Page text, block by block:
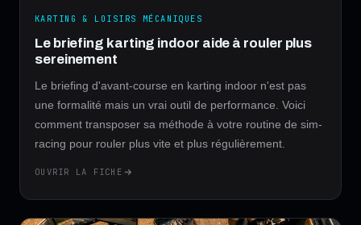
KARTING & LOISIRS MÉCANIQUES
Le briefing karting indoor aide à rouler plus
sereinement
Le briefing d'avant-course en karting indoor n'est pas
une formalité mais un vrai outil de performance. Voici
comment transposer sa méthode à votre routine de sim-
racing pour rouler plus vite et plus régulièrement.
OUVRIR LA FICHE